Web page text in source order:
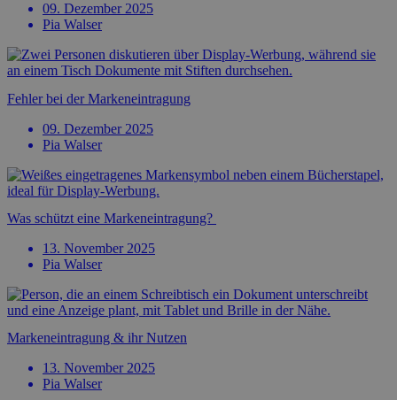
09. Dezember 2025
Pia Walser
Fehler bei der Marken­­eintragung
09. Dezember 2025
Pia Walser
Was schützt eine Marken­eintragung?
13. November 2025
Pia Walser
Marken­eintragung & ihr Nutzen
13. November 2025
Pia Walser